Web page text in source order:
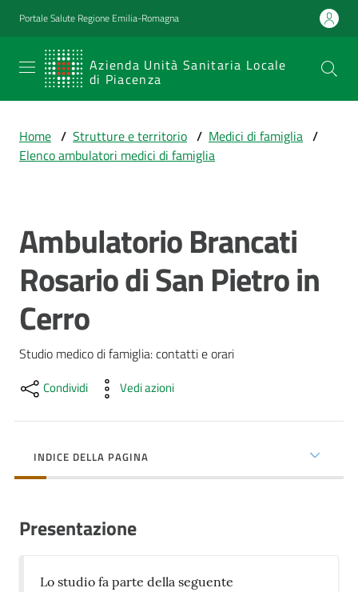
Vai al contenuto
Vai alla navigazione
Vai al footer
Portale Salute Regione Emilia-Romagna
Azienda Unità Sanitaria Locale
di Piacenza
SERVIZIO
SANITARIO
Emilia-
Romagna
Prestazioni
e
percorsi
di
cura
per...
Strutture
Home / Strutture e territorio / Medici di famiglia /
Elenco ambulatori medici di famiglia
Salta al contenuto
Ambulatorio Brancati
Rosario di San Pietro in
Cerro
Studio medico di famiglia: contatti e orari
Condividi Vedi azioni
INDICE DELLA PAGINA
Presentazione
Lo studio fa parte della seguente